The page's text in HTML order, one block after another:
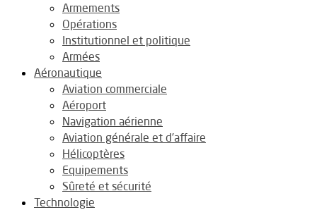
Armements
Opérations
Institutionnel et politique
Armées
Aéronautique
Aviation commerciale
Aéroport
Navigation aérienne
Aviation générale et d’affaire
Hélicoptères
Equipements
Sûreté et sécurité
Technologie